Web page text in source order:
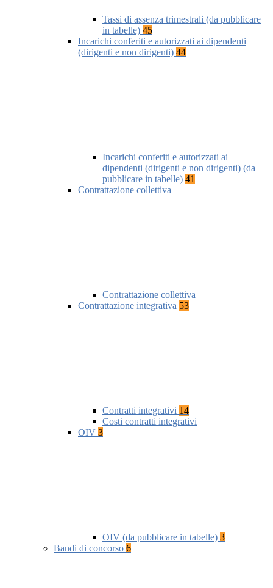
Tassi di assenza trimestrali (da pubblicare
in tabelle) 45
Incarichi conferiti e autorizzati ai dipendenti
(dirigenti e non dirigenti) 44
Incarichi conferiti e autorizzati ai
dipendenti (dirigenti e non dirigenti) (da
pubblicare in tabelle) 41
Contrattazione collettiva
Contrattazione collettiva
Contrattazione integrativa 53
Contratti integrativi 14
Costi contratti integrativi
OIV 3
OIV (da pubblicare in tabelle) 3
Bandi di concorso 6